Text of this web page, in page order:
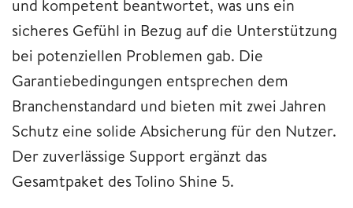
und kompetent beantwortet, was uns ein
sicheres Gefühl in Bezug auf die Unterstützung
bei potenziellen Problemen gab. Die
Garantiebedingungen entsprechen dem
Branchenstandard und bieten mit zwei Jahren
Schutz eine solide Absicherung für den Nutzer.
Der zuverlässige Support ergänzt das
Gesamtpaket des Tolino Shine 5.